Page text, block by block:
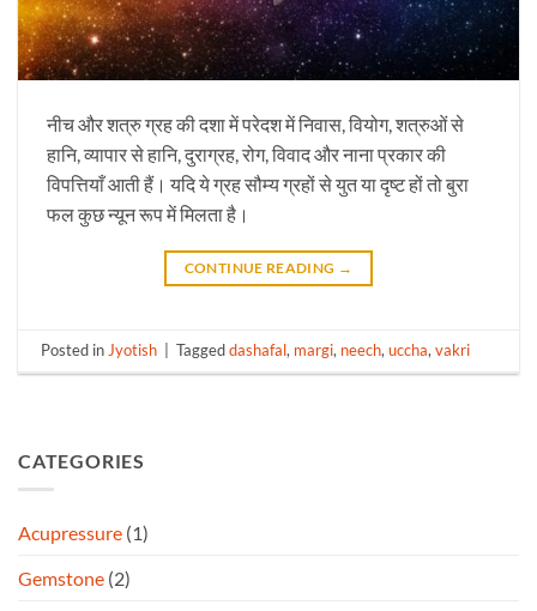
नीच और शत्रु ग्रह की दशा में परेदश में निवास, वियोग, शत्रुओं से
हानि, व्यापार से हानि, दुराग्रह, रोग, विवाद और नाना प्रकार की
विपत्तियाँ आती हैं। यदि ये ग्रह सौम्य ग्रहों से युत या दृष्ट हों तो बुरा
फल कुछ न्यून रूप में मिलता है।
CONTINUE READING →
Posted in Jyotish Taggeddashafal, margi, neech,uccha,vakri
CATEGORIES
Acupressure (1)
Gemstone (2)